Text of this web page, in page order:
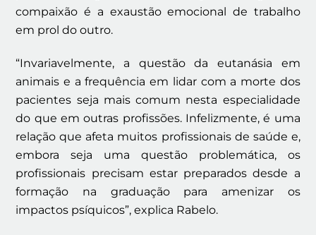
compaixão é a exaustão emocional de trabalho
em prol do outro.
“Invariavelmente, a questão da eutanásia em
animais e a frequência em lidar com a morte dos
pacientes seja mais comum nesta especialidade
do que em outras profissões. Infelizmente, é uma
relação que afeta muitos profissionais de saúde e,
embora seja uma questão problemática, os
profissionais precisam estar preparados desde a
formação na graduação para amenizar os
impactos psíquicos”, explica Rabelo.